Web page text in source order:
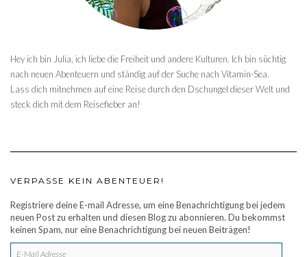
Hey ich bin Julia, ich liebe die Freiheit und andere Kulturen. Ich bin süchtig
nach neuen Abenteuern und ständig auf der Suche nach Vitamin-Sea.
Lass dich mitnehmen auf eine Reise durch den Dschungel dieser Welt und
steck dich mit dem Reisefieber an!
VERPASSE KEIN ABENTEUER!
Registriere deine E-mail Adresse, um eine Benachrichtigung bei jedem
neuen Post zu erhalten und diesen Blog zu abonnieren. Du bekommst
keinen Spam, nur eine Benachrichtigung bei neuen Beiträgen!